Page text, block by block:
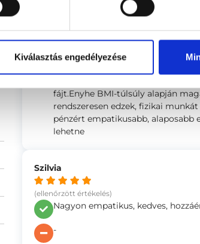
Kiválasztás engedélyezése
Nem igazán tudok ilyet teljesen
írják.
A konzultáció kapkodó volt, alig
vizsgálat alatt végig
fájt.Enyhe BMI-túlsúly alapján
rendszeresen edzek, fizikai
pénzért empatikusabb, alaposabb
lehetne
Szilvia
(ellenőrzött értékelés)
Nagyon empatikus, kedves,
-